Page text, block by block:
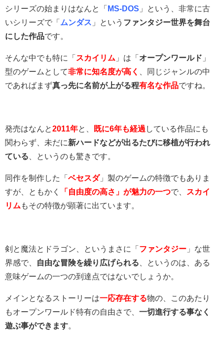
シリーズの始まりはなんと「 MS-DOS 」という、非常に古
いシリーズで「 ムンダス 」という ファンタジー世界を舞台
にした作品です。
そんな中でも特に「 スカイリム 」は「 オープンワールド 」
型のゲームとして非常に知名度が高く
、同じジャンルの中
であればまず真っ先に名前が上がる程有名な作品ですね。
発売はなんと2011年と、 既に6年も経過 している作品にも
関わらず、未だに新ハードなどが出るたびに移植が行われ
ている 、というのも驚きです。
同作を制作した「 ベセスダ」製のゲームの特徴でもありま
すが、ともかく
「自由度の高さ」が魅力の一つで、
スカイ
リム もその特徴が顕著に出ています。
剣と魔法とドラゴン、というまさに「 ファンタジー 」な世
界感で、
自由な冒険を繰り広げられる 、というのは、ある
意味ゲームの一つの到達点ではないでしょうか。
メインとなるストーリーは一応存在する物の、このあたり
もオープンワールド特有の自由さで、 一切進行する事なく
遊ぶ事ができます